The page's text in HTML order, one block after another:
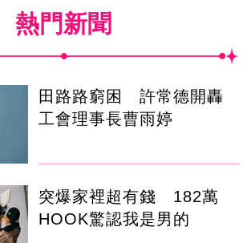
熱門新聞
田路路窮困 許常德開轟
工會理事長曹雨婷
突爆家裡超有錢 182萬
HOOK驚認我是男的